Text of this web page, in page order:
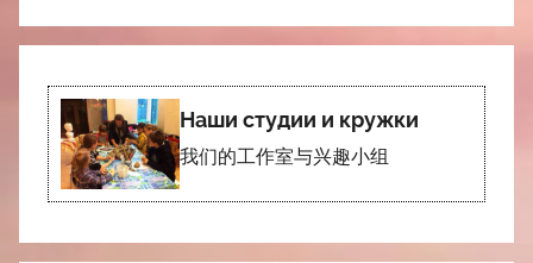
Наши студии и кружки
我们的工作室与兴趣小组